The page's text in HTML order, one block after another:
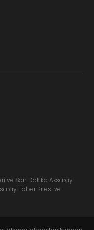
ve Son Dakika Aksaray
Haber Sitesi ve